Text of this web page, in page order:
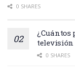
0 SHARES
¿Cuántos
televisión
0 SHARES